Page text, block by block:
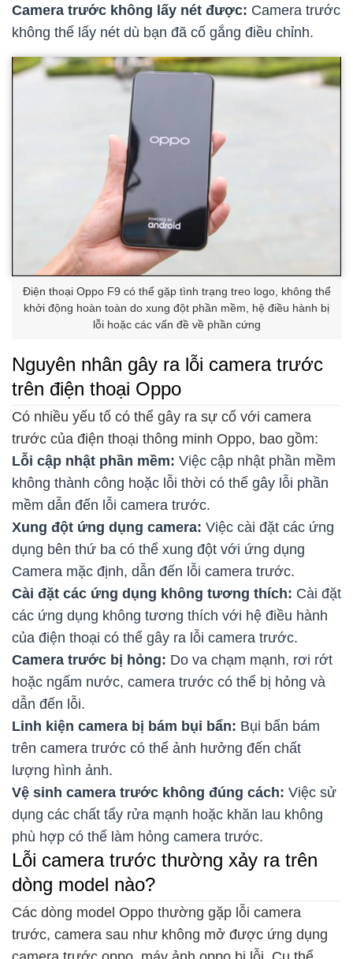
Camera trước không lấy nét được: Camera trước
không thể lấy nét dù bạn đã cố gắng điều chỉnh.
Điện thoại Oppo F9 có thể gặp tình trạng treo logo, không thể
khởi động hoàn toàn do xung đột phần mềm, hệ điều hành bị
lỗi hoặc các vấn đề về phần cứng
Nguyên nhân gây ra lỗi camera trước
trên điện thoại Oppo
Có nhiều yếu tố có thể gây ra sự cố với camera
trước của điện thoại thông minh Oppo, bao gồm:
Lỗi cập nhật phần mềm: Việc cập nhật phần mềm
không thành công hoặc lỗi thời có thể gây lỗi phần
mềm dẫn đến lỗi camera trước.
Xung đột ứng dụng camera: Việc cài đặt các ứng
dụng bên thứ ba có thể xung đột với ứng dụng
Camera mặc định, dẫn đến lỗi camera trước.
Cài đặt các ứng dụng không tương thích: Cài đặt
các ứng dụng không tương thích với hệ điều hành
của điện thoại có thể gây ra lỗi camera trước.
Camera trước bị hỏng: Do va chạm mạnh, rơi rớt
hoặc ngấm nước, camera trước có thể bị hỏng và
dẫn đến lỗi.
Linh kiện camera bị bám bụi bẩn: Bụi bẩn bám
trên camera trước có thể ảnh hưởng đến chất
lượng hình ảnh.
Vệ sinh camera trước không đúng cách: Việc sử
dụng các chất tẩy rửa mạnh hoặc khăn lau không
phù hợp có thể làm hỏng camera trước.
Lỗi camera trước thường xảy ra trên
dòng model nào?
Các dòng model Oppo thường gặp lỗi camera
trước, camera sau như không mở được ứng dụng